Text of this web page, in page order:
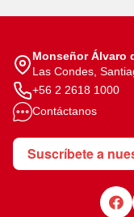
Monseñor Álvaro
Las Condes,
+56 2 2618 1000
Contáctanos
Suscríbete a